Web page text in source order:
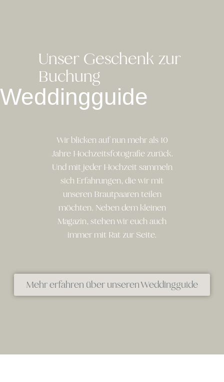
Unser Geschenk zur
Buchung
Weddingguide
Wir blicken auf nun mehr als 10
Jahre Hochzeitsfotografie zurück.
Und mit jeder Hochzeit sammeln
sich Erfahrungen, die wir mit
unseren Brautpaaren teilen
möchten. Neben dem kleinen
Magazin, stehen wir euch auch
immer mit Rat zur Seite.
Mehr erfahren über unseren Weddingguide